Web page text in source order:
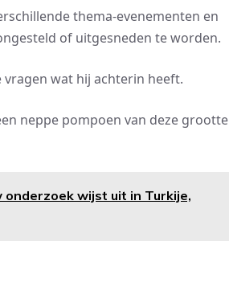
thema-evenementen en
of uitgesneden te worden.
wat hij achterin heeft.
neppe pompoen van deze grootte
wijst uit in Turkije,